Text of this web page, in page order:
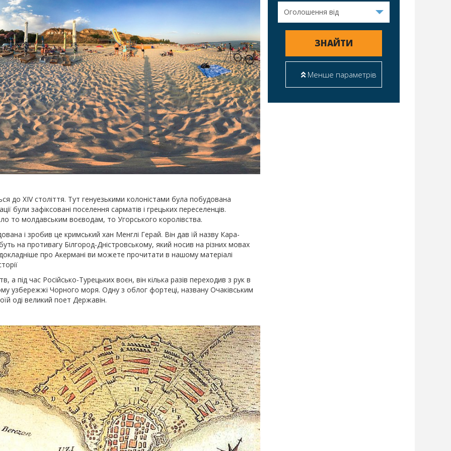
до XIV століття. Тут генуезькими колоністами була побудована
були зафіксовані поселення сарматів і грецьких переселенців.
то молдавським воєводам, то Угорського королівства.
і зробив це кримський хан Менглі Герай. Він дав їй назву Кара-
на противагу Білгород-Дністровському, який носив на різних мовах
про Акермані ви можете прочитати в нашому матеріалі
а під час Російсько-Турецьких воєн, він кілька разів переходив з рук в
узбережжі Чорного моря. Одну з облог фортеці, названу Очаківським
оді великий поет Державін.
ЗНАЙТИ
Менше параметрів